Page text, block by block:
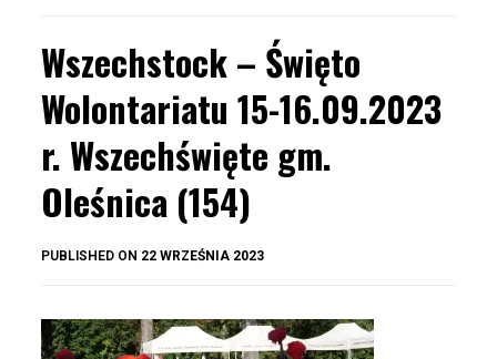
Wszechstock – Święto
Wolontariatu 15-16.09.2023
r. Wszechświęte gm.
Oleśnica (154)
PUBLISHED ON 22 WRZEŚNIA 2023